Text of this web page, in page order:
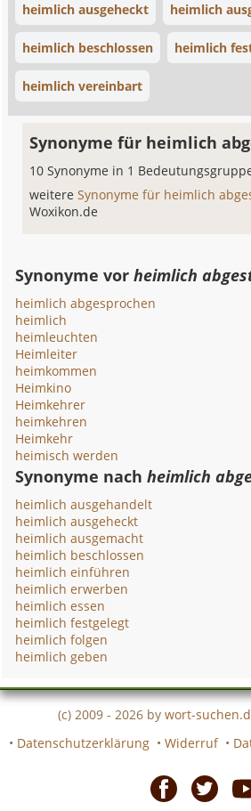
heimlich ausgeheckt heimlich
heimlich beschlossen heimlich
heimlich vereinbart
Synonyme für heimlich
10 Synonyme in 1
weitereSynonyme für heimlich
Woxikon.de
Synonyme vorheimlich
heimlich abgesprochen
heimlich
heimleuchten
Heimleiter
heimkommen
Heimkino
Heimkehrer
heimkehren
Heimkehr
heimisch werden
Synonyme nachheimlich
heimlich ausgehandelt
heimlich ausgeheckt
heimlich ausgemacht
heimlich beschlossen
heimlich einführen
heimlich erwerben
heimlich essen
heimlich festgelegt
heimlich folgen
heimlich geben
(c) 2009 - 2026 by wort-
• Datenschutzerklärung • Widerruf •